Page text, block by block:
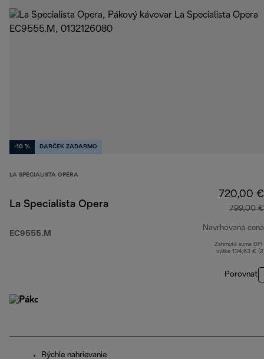
-10 % DARČEK ZADARMO
LA SPECIALISTA OPERA
La Specialista Opera
EC9555.M
720,00 €
799,00 €
Navrhovaná cena
Zahrnutá suma
výške 134,63 €
Porovnať
Rýchle nahrievanie